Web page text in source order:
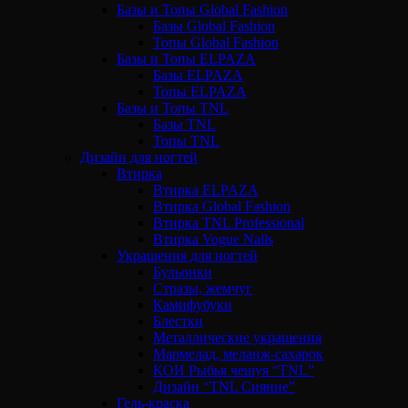
Базы и Топы Global Fashion
Базы Global Fashion
Топы Global Fashion
Базы и Топы ELPAZA
Базы ELPAZA
Топы ELPAZA
Базы и Топы TNL
Базы TNL
Топы TNL
Дизайн для ногтей
Втирка
Втирка ELPAZA
Втирка Global Fashion
Втирка TNL Professional
Втирка Vogue Nails
Украшения для ногтей
Бульонки
Стразы, жемчуг
Камифубуки
Блестки
Металлические украшения
Мармелад, меланж-сахарок
КОИ Рыбья чешуя “TNL”
Дизайн “TNL Сияние”
Гель-краска